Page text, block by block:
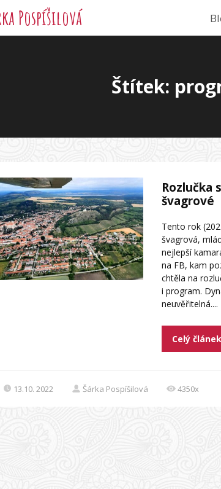
Pospíšilová
Štítek:
Rozlučka
švagrové
Tento rok
švagrová,
nejlepší
na FB, kam
chtěla na
i program.
neuvěřitelná....
Celý článek
13.10. 2022 Šárka Pospíšilová 4350x